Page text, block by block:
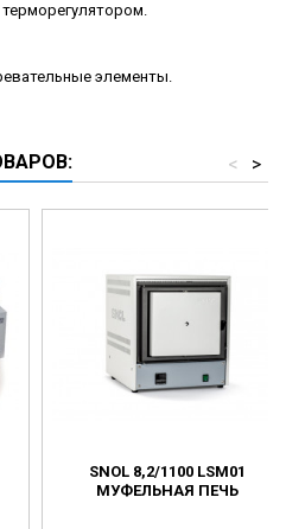
элементы.
>
<
SNOL 8,2/1100 LSM01
МУФЕЛЬНАЯ ПЕЧЬ